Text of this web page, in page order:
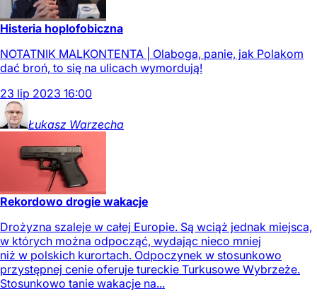
Histeria hoplofobiczna
NOTATNIK MALKONTENTA | Olaboga, panie, jak Polakom
dać broń, to się na ulicach wymordują!
23 lip 2023 16:00
Łukasz Warzecha
Rekordowo drogie wakacje
Drożyzna szaleje w całej Europie. Są wciąż jednak miejsca,
w których można odpocząć, wydając nieco mniej
niż w polskich kurortach. Odpoczynek w stosunkowo
przystępnej cenie oferuje tureckie Turkusowe Wybrzeże.
Stosunkowo tanie wakacje na...